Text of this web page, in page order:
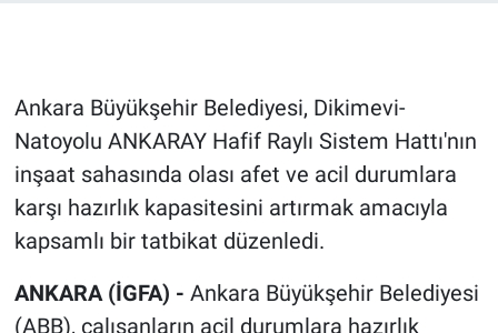
Ankara Büyükşehir Belediyesi, Dikimevi-
Natoyolu ANKARAY Hafif Raylı Sistem Hattı'nın
inşaat sahasında olası afet ve acil durumlara
karşı hazırlık kapasitesini artırmak amacıyla
kapsamlı bir tatbikat düzenledi.
ANKARA (İGFA) - Ankara Büyükşehir Belediyesi
(ABB), çalışanların acil durumlara hazırlık